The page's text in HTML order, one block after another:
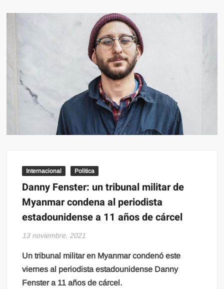
Internacional Politica
Danny Fenster: un tribunal militar de
Myanmar condena al periodista
estadounidense a 11 años de cárcel
13 noviembre, 2021
Un tribunal militar en Myanmar condenó este
viernes al periodista estadounidense Danny
Fenster a 11 años de cárcel.